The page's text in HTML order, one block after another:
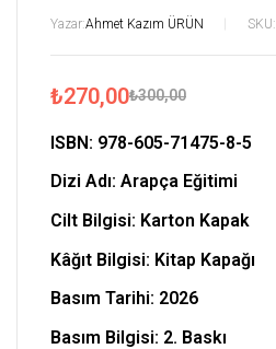
Yazar:Ahmet Kazım ÜRÜN SKU:
₺300,00
₺270,00
ISBN: 978-605-71475-8-5
Dizi Adı: Arapça Eğitimi
Cilt Bilgisi: Karton Kapak
Kâğıt Bilgisi: Kitap Kapağı
Basım Tarihi: 2026
Basım Bilgisi: 2. Baskı